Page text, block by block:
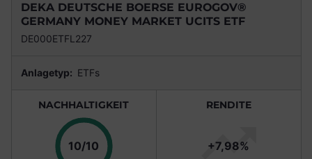
DEKA DEUTSCHE BOERSE EUROGOV®
GERMANY MONEY MARKET UCITS ETF
DE000ETFL227
Anlagetyp: ETFs
NACHHALTIGKEIT
10/10 Punkte
RENDITE
+7,98%